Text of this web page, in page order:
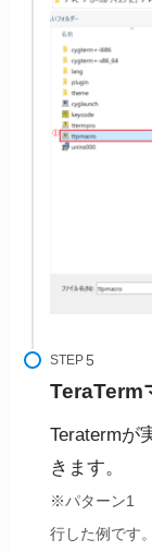
STEP
TeraTerm
Teratermが
きます。
※パターン1
行した例です。